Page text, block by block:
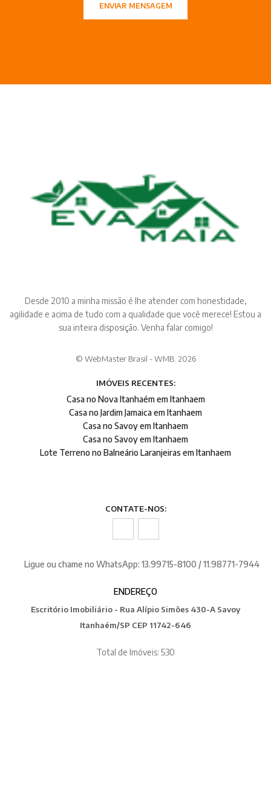
ENVIAR MENSAGEM
Desde 2010 a minha missão é lhe atender com honestidade,
agilidade e acima de tudo com a qualidade que você merece! Estou a
sua inteira disposição. Venha falar comigo!
© WebMaster Brasil - WMB. 2026
IMÓVEIS RECENTES:
Casa no Nova Itanhaém em Itanhaem
Casa no Jardim Jamaica em Itanhaem
Casa no Savoy em Itanhaem
Casa no Savoy em Itanhaem
Lote Terreno no Balneário Laranjeiras em Itanhaem
CONTATE-NOS:
Ligue ou chame no WhatsApp: 13.99715-8100 / 11.98771-7944
ENDEREÇO
Escritório Imobiliário - Rua Alípio Simões 430-A Savoy
Itanhaém/SP CEP 11742-646
Total de Imóveis: 530